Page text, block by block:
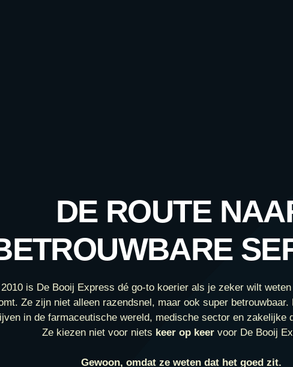
DE ROUTE
is De Booij Express dé go-to koerier als je zeker wilt
Ze zijn niet alleen razendsnel, maar ook super betrouwbaar.
in de farmaceutische wereld, medische sector en zakelijke
Ze kiezen niet voor niets keer op keervoor De Booij
Gewoon, omdat ze weten dat het goed zit.